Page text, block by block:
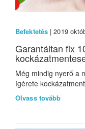
Befektetés | 2019
Garantáltan fix
Még mindig nyerő a
ígérete
Olvass tovább